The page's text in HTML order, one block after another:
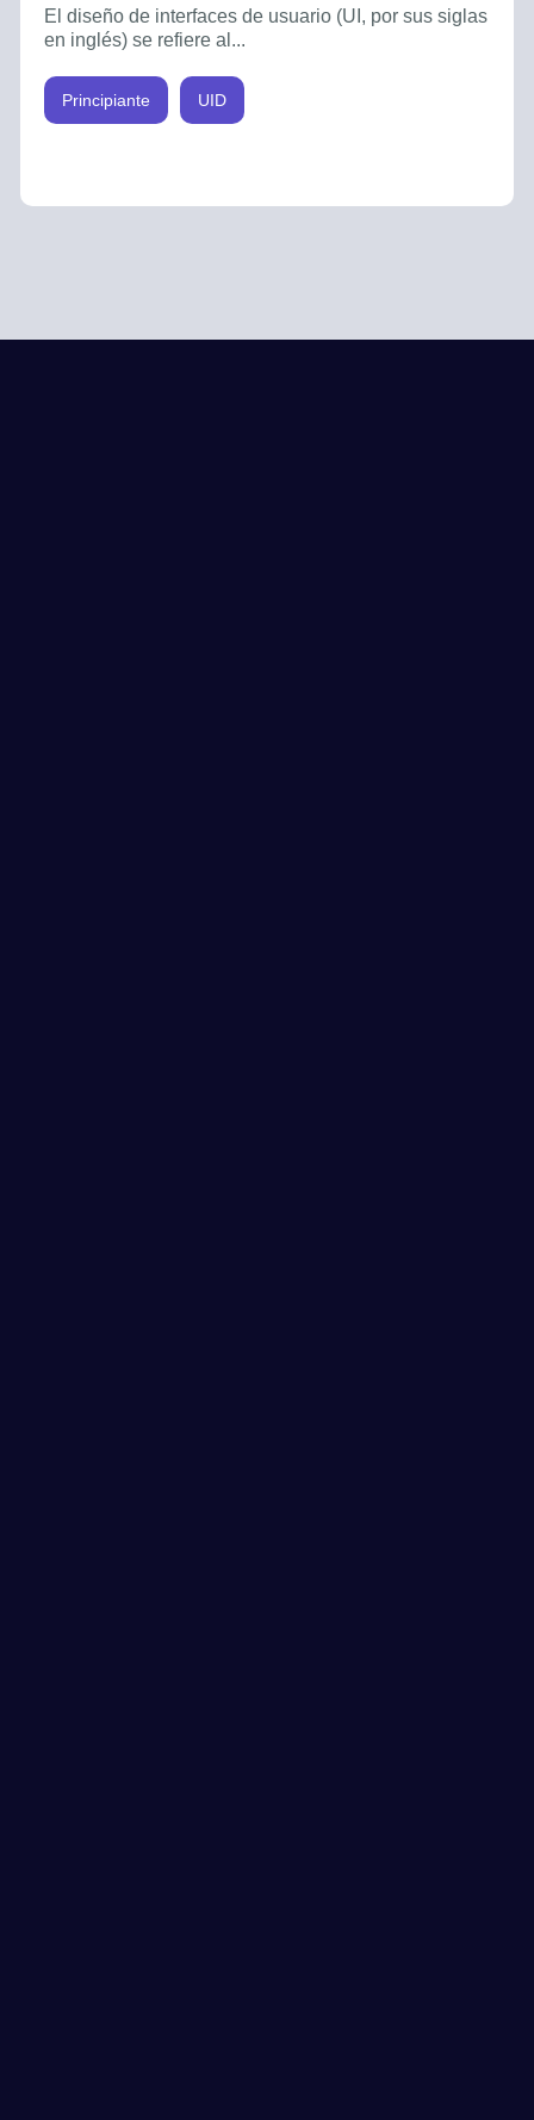
El diseño de interfaces de usuario (UI, por sus siglas
en inglés) se refiere al...
Principiante UID